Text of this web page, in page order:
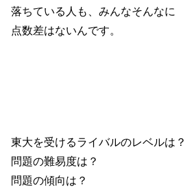
落ちている人も、みんなそんなに
点数差はないんです。
東大を受けるライバルのレベルは？
問題の難易度は？
問題の傾向は？